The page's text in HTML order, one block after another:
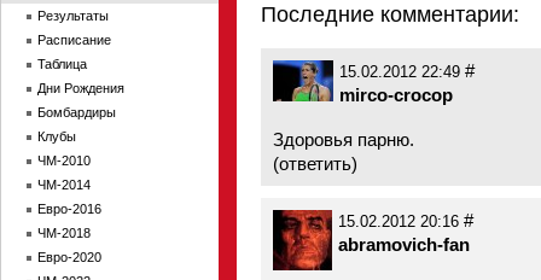
Последние комментарии:
15.02.2012 22:49 #
mirco-crocop
Здоровья парню.
(ответить)
15.02.2012 20:16 #
abramovich-fan
Результаты
Расписание
Таблица
Дни Рождения
Бомбардиры
Клубы
ЧМ-2010
ЧМ-2014
Евро-2016
ЧМ-2018
Евро-2020